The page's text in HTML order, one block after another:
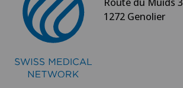
1272 Genolier